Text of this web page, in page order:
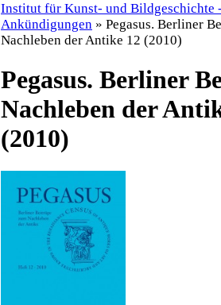
Institut für Kunst- und Bildgeschichte
Ankündigungen » Pegasus. Berliner
Nachleben der Antike 12 (2010)
Pegasus. Berliner
Nachleben der
(2010)